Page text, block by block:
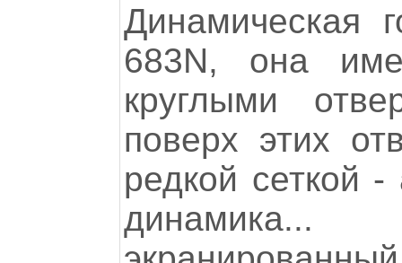
Динамическая
683N, она
круглыми
поверх этих
редкой сеткой
динамика...